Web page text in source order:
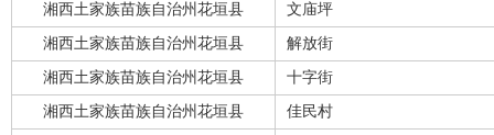
湘西土家族苗族自治州花垣县 文庙坪
湘西土家族苗族自治州花垣县 解放街
湘西土家族苗族自治州花垣县 十字街
湘西土家族苗族自治州花垣县 佳民村